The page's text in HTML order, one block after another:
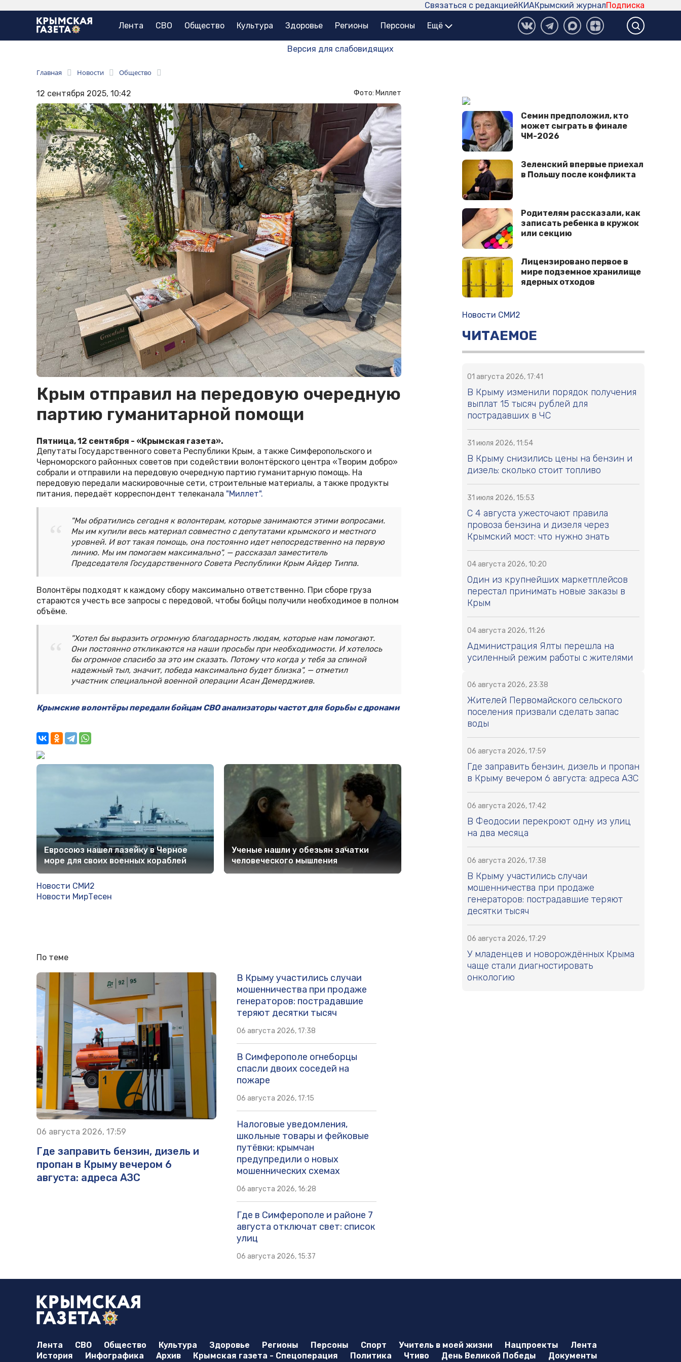
Подписка
Крымский журнал
КИА
Связаться с редакцией
Лента СВО Общество Культура Здоровье Регионы Персоны Ещё
Версия для слабовидящих
Главная Новости Общество
12 сентября 2025, 10:42 Фото: Миллет
Крым отправил на передовую очередную
партию гуманитарной помощи
Пятница, 12 сентября - «Крымская газета».
Депутаты Государственного совета Республики Крым, а также Симферопольского и
Черноморского районных советов при содействии волонтёрского центра «Творим добро»
собрали и отправили на передовую очередную партию гуманитарную помощь. На
передовую передали маскировочные сети, строительные материалы, а также продукты
питания, передаёт корреспондент телеканала "Миллет".
"Мы обратились сегодня к волонтерам, которые занимаются этими вопросами.
Мы им купили весь материал совместно с депутатами крымского и местного
уровней. И вот такая помощь, она постоянно идет непосредственно на первую
линию. Мы им помогаем максимально", — рассказал заместитель
Председателя Государственного Совета Республики Крым Айдер Типпа.
Волонтёры подходят к каждому сбору максимально ответственно. При сборе груза
стараются учесть все запросы с передовой, чтобы бойцы получили необходимое в полном
объёме.
"Хотел бы выразить огромную благодарность людям, которые нам помогают.
Они постоянно откликаются на наши просьбы при необходимости. И хотелось
бы огромное спасибо за это им сказать. Потому что когда у тебя за спиной
надежный тыл, значит, победа максимально будет близка", — отметил
участник специальной военной операции Асан Демерджиев.
Крымские волонтёры передали бойцам СВО анализаторы частот для борьбы с дронами
Евросоюз нашел лазейку в Черное
море для своих военных кораблей
Ученые нашли у обезьян зачатки
человеческого мышления
Новости СМИ2
Новости МирТесен
По теме
06 августа 2026, 17:59
Где заправить бензин, дизель и
пропан в Крыму вечером 6
августа: адреса АЗС
В Крыму участились случаи
мошенничества при продаже
генераторов: пострадавшие
теряют десятки тысяч
06 августа 2026, 17:38
В Симферополе огнеборцы
спасли двоих соседей на
пожаре
06 августа 2026, 17:15
Налоговые уведомления,
школьные товары и фейковые
путёвки: крымчан
предупредили о новых
мошеннических схемах
06 августа 2026, 16:28
Где в Симферополе и районе 7
августа отключат свет: список
улиц
06 августа 2026, 15:37
Семин предположил, кто
может сыграть в финале
ЧМ-2026
Зеленский впервые приехал
в Польшу после конфликта
Родителям рассказали, как
записать ребенка в кружок
или секцию
Лицензировано первое в
мире подземное хранилище
ядерных отходов
Новости СМИ2
ЧИТАЕМОЕ
01 августа 2026, 17:41
В Крыму изменили порядок получения
выплат 15 тысяч рублей для
пострадавших в ЧС
31 июля 2026, 11:54
В Крыму снизились цены на бензин и
дизель: сколько стоит топливо
31 июля 2026, 15:53
С 4 августа ужесточают правила
провоза бензина и дизеля через
Крымский мост: что нужно знать
04 августа 2026, 10:20
Один из крупнейших маркетплейсов
перестал принимать новые заказы в
Крым
04 августа 2026, 11:26
Администрация Ялты перешла на
усиленный режим работы с жителями
06 августа 2026, 23:38
Жителей Первомайского сельского
поселения призвали сделать запас
воды
06 августа 2026, 17:59
Где заправить бензин, дизель и пропан
в Крыму вечером 6 августа: адреса АЗС
06 августа 2026, 17:42
В Феодосии перекроют одну из улиц
на два месяца
06 августа 2026, 17:38
В Крыму участились случаи
мошенничества при продаже
генераторов: пострадавшие теряют
десятки тысяч
06 августа 2026, 17:29
У младенцев и новорождённых Крыма
чаще стали диагностировать
онкологию
Лента СВО Общество Культура Здоровье Регионы Персоны Спорт Учитель в моей жизни Нацпроекты
Лента
История
Инфографика Архив Крымская газета - Спецоперация Политика Чтиво День Великой Победы
Документы